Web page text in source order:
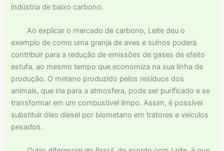
indústria de baixo carbono.
Ao explicar o mercado de carbono, Leite deu o
exemplo de como uma granja de aves e suínos poderá
contribuir para a redução de emissões de gases de efeito
estufa, ao mesmo tempo que economiza na sua linha de
produção. O metano produzido pelos resíduos dos
animais, que iria para a atmosfera, pode ser purificado e se
transformar em um combustível limpo. Assim, é possível
substituir óleo diesel por biometano em tratores e veículos
pesados.